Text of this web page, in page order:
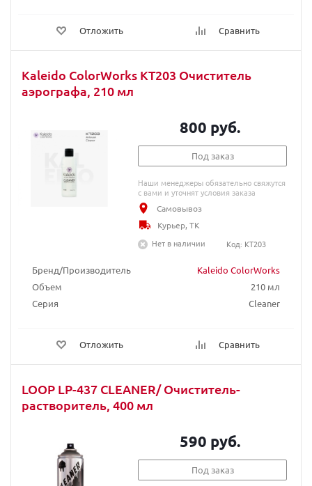
Отложить Сравнить
Kaleido ColorWorks KT203 Очиститель
аэрографа, 210 мл
Бренд/Производитель
Kaleido ColorWorks
Объем
210 мл
Серия
Cleaner
Отложить Сравнить
800 руб.
Под заказ
Наши менеджеры обязательно свяжутся
с вами и уточнят условия заказа
Самовывоз
Курьер, ТК
Нет в наличии
Код: KT203
LOOP LP-437 CLEANER/ Очиститель-
растворитель, 400 мл
590 руб.
Под заказ